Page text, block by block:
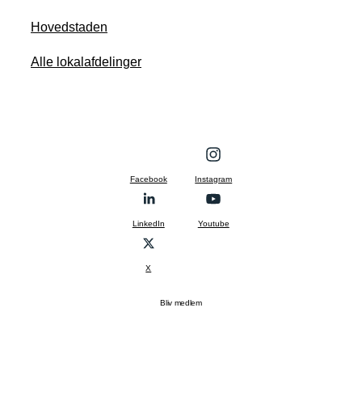
Hovedstaden
Alle lokalafdelinger
Facebook Instagram
LinkedIn Youtube
X
Bliv medlem